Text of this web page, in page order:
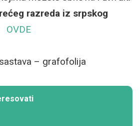
razreda iz srpskog
OVDE
– grafofolija